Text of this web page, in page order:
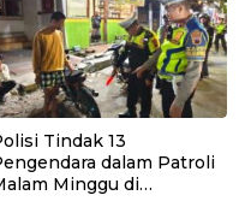
Tindak 13
dalam Patroli
Minggu di